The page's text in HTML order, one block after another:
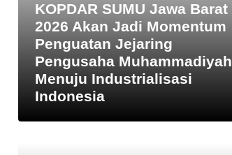
KOPDAR SUMU Jawa Barat
2026 Akan Jadi Momentum
Penguatan Jejaring
Pengusaha Muhammadiyah
Menuju Industrialisasi
Indonesia